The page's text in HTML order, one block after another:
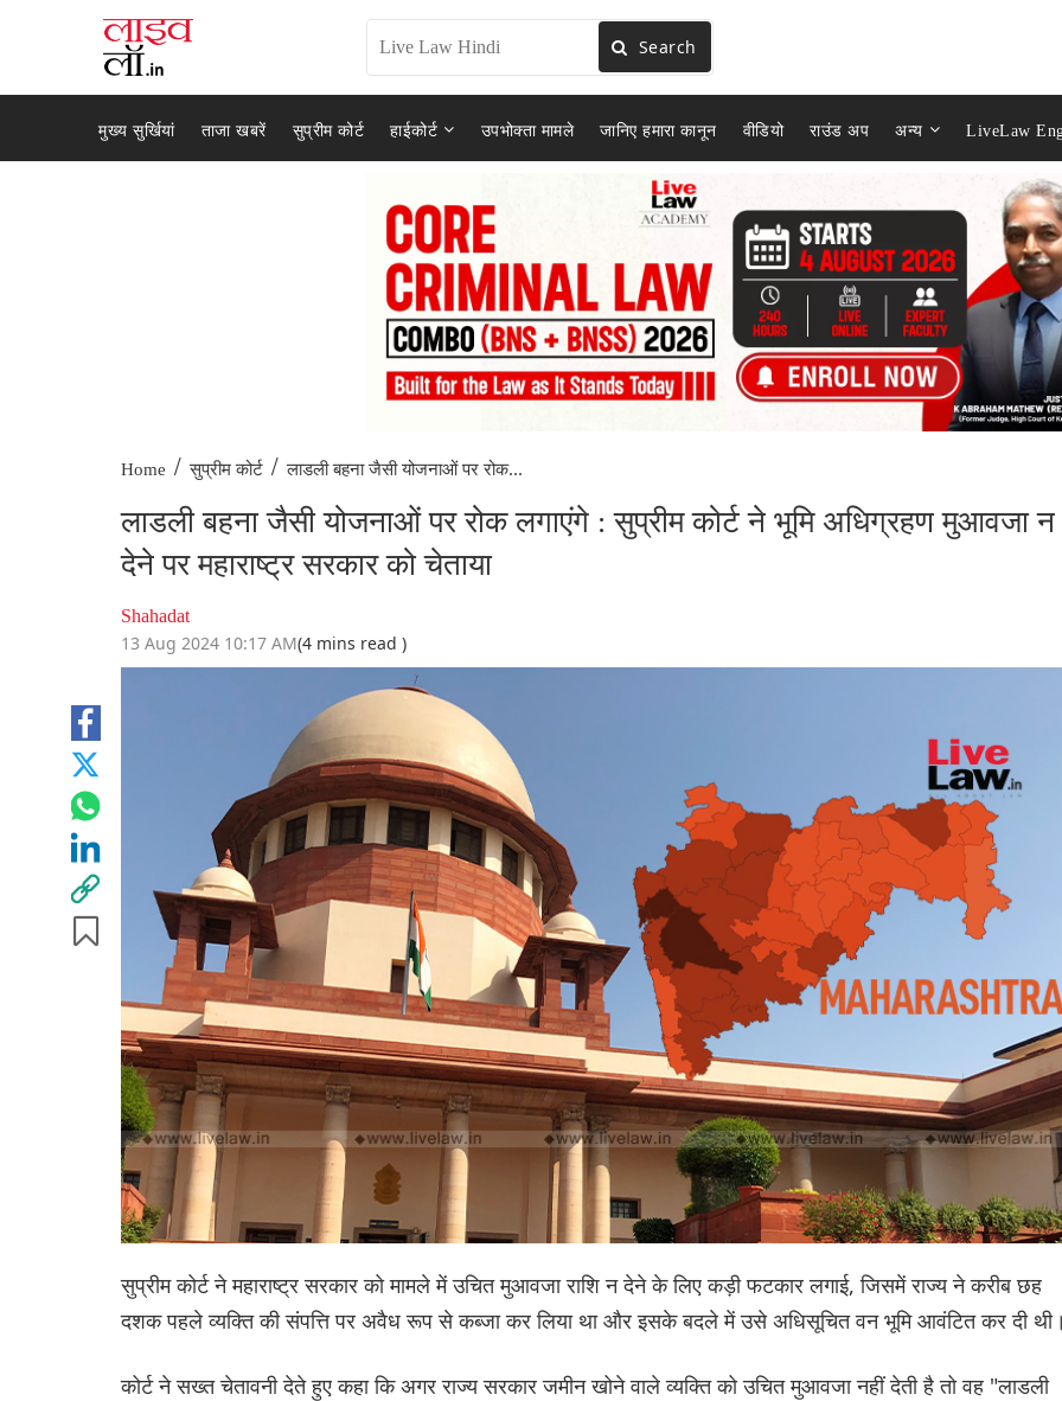
Search
मुख्य सुर्खियां ताजा खबरें सुप्रीम कोर्ट हाईकोर्ट उपभोक्ता मामले जानिए हमारा कानून वीडियो राउंड अप अन्य LiveLaw
Home / सुप्रीम कोर्ट / लाडली बहना जैसी योजनाओं पर रोक...
लाडली बहना जैसी योजनाओं पर रोक लगाएंगे : सुप्रीम कोर्ट ने भूमि अधिग्रहण मुआवजा न
देने पर महाराष्ट्र सरकार को चेताया
Shahadat
13 Aug 2024 10:17 AM(4 mins read )
सुप्रीम कोर्ट ने महाराष्ट्र सरकार को मामले में उचित मुआवजा राशि न देने के लिए कड़ी फटकार लगाई, जिसमें राज्य ने करीब छह
दशक पहले व्यक्ति की संपत्ति पर अवैध रूप से कब्जा कर लिया था और इसके बदले में उसे अधिसूचित वन भूमि आवंटित कर दी
कोर्ट ने सख्त चेतावनी देते हुए कहा कि अगर राज्य सरकार जमीन खोने वाले व्यक्ति को उचित मुआवजा नहीं देती है तो वह "लाडली